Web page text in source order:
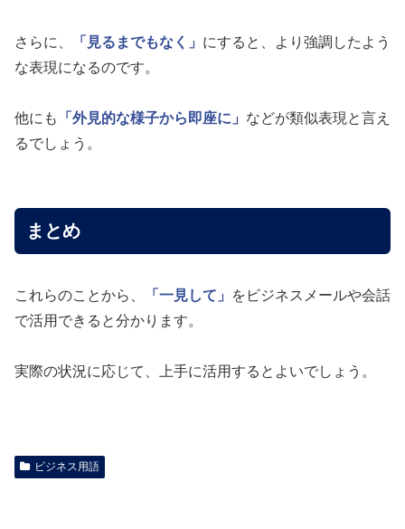
さらに、 「見るまでもなく」 にすると、より強調したよう
な表現になるのです。
他にも 「外見的な様子から即座に」 などが類似表現と言え
るでしょう。
まとめ
これらのことから、 「一見して」
をビジネスメールや会話
で活用できると分かります。
実際の状況に応じて、上手に活用するとよいでしょう。
ビジネス用語